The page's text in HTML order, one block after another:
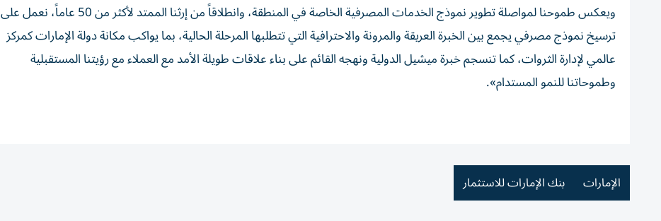
ويعكس طموحنا لمواصلة تطوير نموذج الخدمات المصرفية الخاصة في المنطقة، وانطلاقاً من إرثنا الممتد لأكثر من 50 عاماً، نعمل على
ترسيخ نموذج مصرفي يجمع بين الخبرة العريقة والمرونة والاحترافية التي تتطلبها المرحلة الحالية، بما يواكب مكانة دولة الإمارات كمركز
عالمي لإدارة الثروات، كما تنسجم خبرة ميشيل الدولية ونهجه القائم على بناء علاقات طويلة الأمد مع العملاء مع رؤيتنا المستقبلية
وطموحاتنا للنمو المستدام».
الإمارات بنك الإمارات للاستثمار